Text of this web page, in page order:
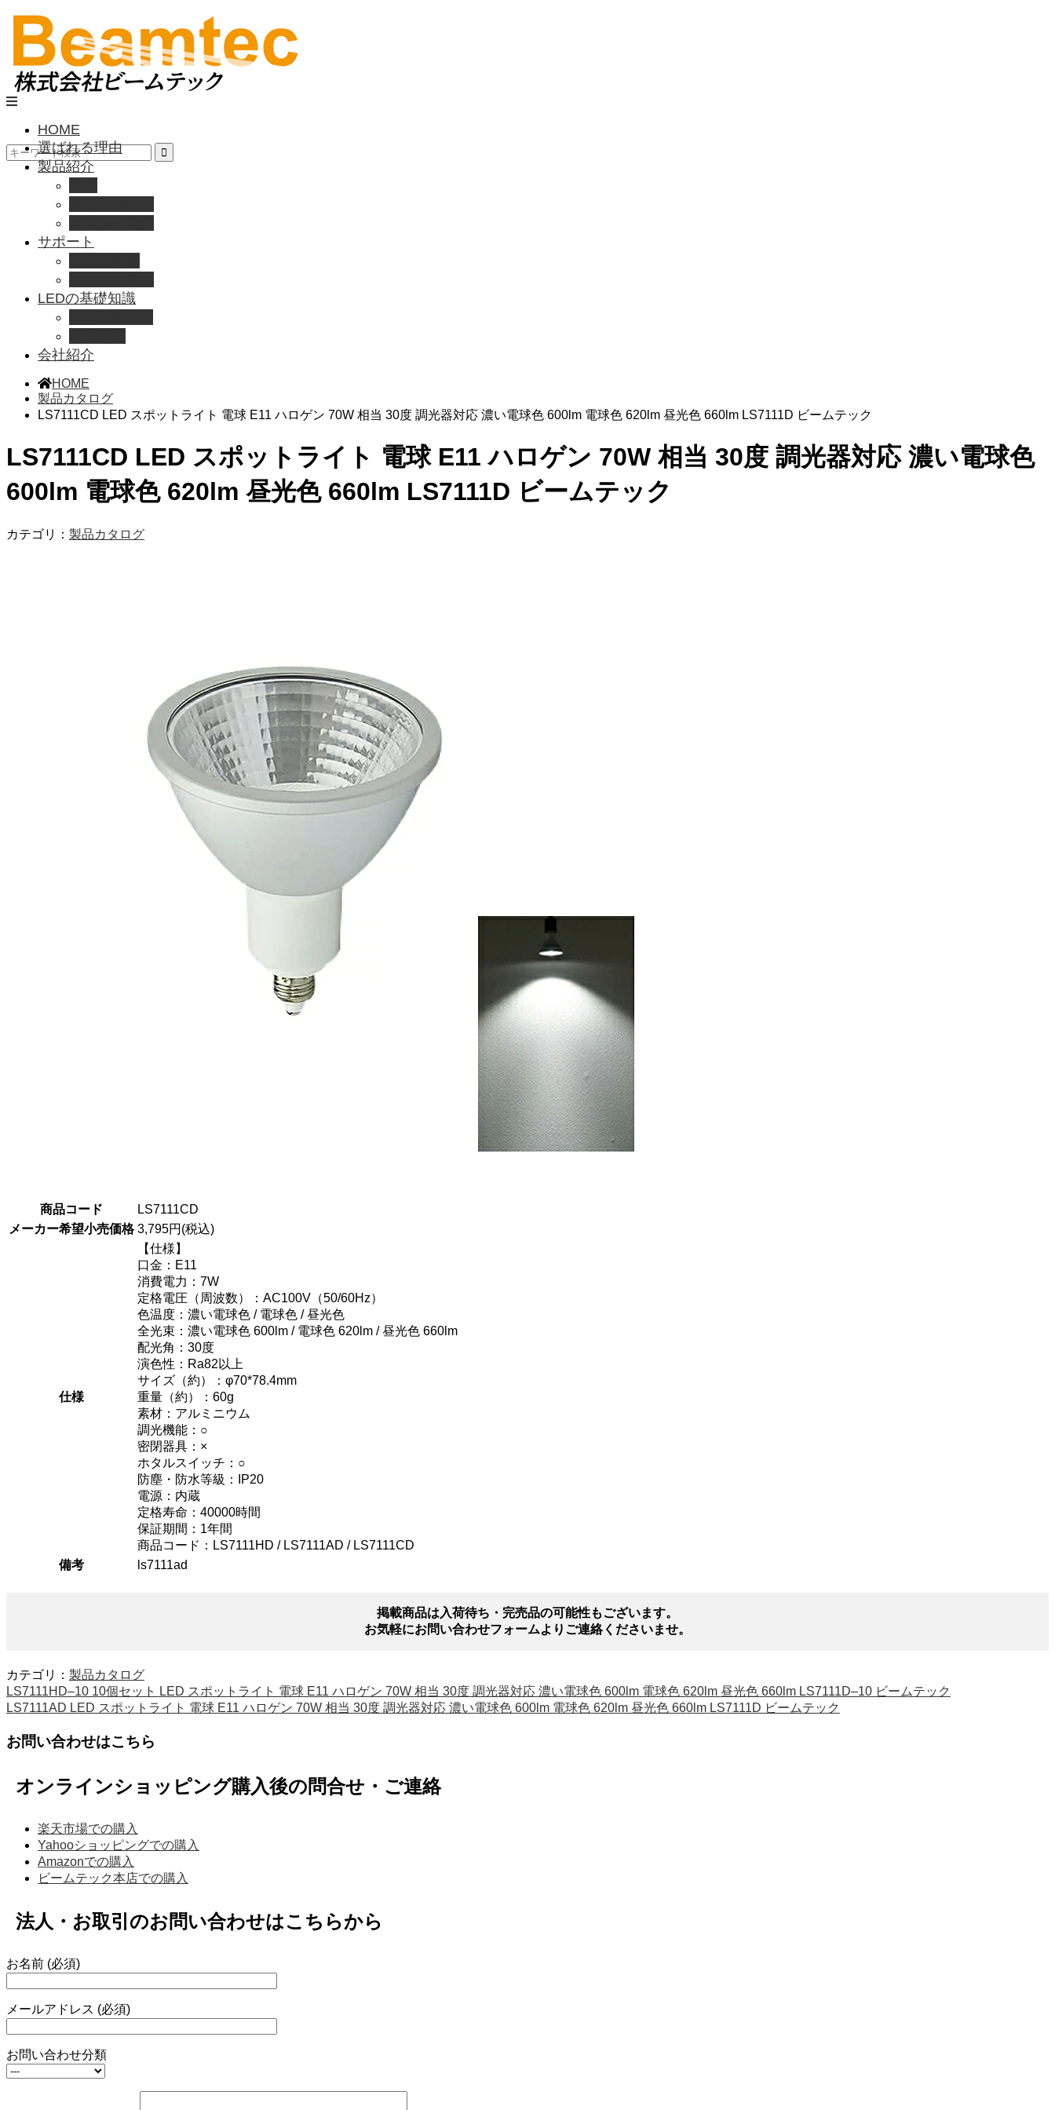
HOME
選ばれる理由
製品紹介
サポート
LEDの基礎知識
会社紹介
HOME
製品カタログ
LS7111CD LED スポットライト 電球 E11 ハロゲン 70W 相当 30度 調光器対応 濃い電球色 600lm 電球色 620lm 昼光色 660lm LS7111D ビームテック
LS7111CD LED スポットライト 電球 E11 ハロゲン 70W 相当 30度 調光器対応 濃い電球色
600lm 電球色 620lm 昼光色 660lm LS7111D ビームテック
カテゴリ： 製品カタログ
商品コード
LS7111CD
メーカー希望小売価格 3,795円(税込)
仕様
【仕様】
口金：E11
消費電力：7W
定格電圧（周波数）：AC100V（50/60Hz）
色温度：濃い電球色 / 電球色 / 昼光色
全光束：濃い電球色 600lm / 電球色 620lm / 昼光色 660lm
配光角：30度
演色性：Ra82以上
サイズ（約）：φ70*78.4mm
重量（約）：60g
素材：アルミニウム
調光機能：○
密閉器具：×
ホタルスイッチ：○
防塵・防水等級：IP20
電源：内蔵
定格寿命：40000時間
保証期間：1年間
商品コード：LS7111HD / LS7111AD / LS7111CD
備考
ls7111ad
掲載商品は入荷待ち・完売品の可能性もございます。
お気軽にお問い合わせフォームよりご連絡くださいませ。
カテゴリ： 製品カタログ
LS7111HD–10 10個セット LED スポットライト 電球 E11 ハロゲン 70W 相当 30度 調光器対応 濃い電球色 600lm 電球色 620lm 昼光色 660lm LS7111D–10 ビームテック
LS7111AD LED スポットライト 電球 E11 ハロゲン 70W 相当 30度 調光器対応 濃い電球色 600lm 電球色 620lm 昼光色 660lm LS7111D ビームテック
お問い合わせはこちら
オンラインショッピング購入後の問合せ・ご連絡
楽天市場での購入
Yahooショッピングでの購入
Amazonでの購入
ビームテック本店での購入
法人・お取引のお問い合わせはこちらから
お名前 (必須)
メールアドレス (必須)
お問い合わせ分類